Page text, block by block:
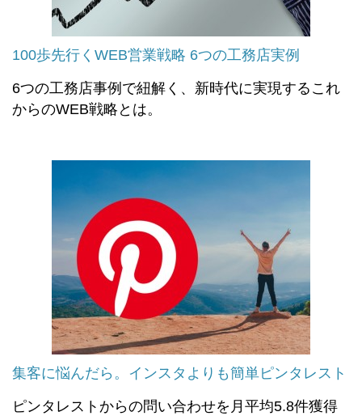
100歩先行くWEB営業戦略 6つの工務店実例
6つの工務店事例で紐解く、新時代に実現するこれ
からのWEB戦略とは。
集客に悩んだら。インスタよりも簡単ピンタレスト
ピンタレストからの問い合わせを月平均5.8件獲得